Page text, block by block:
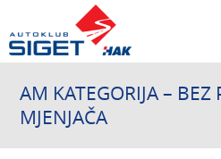
AM KATEGORIJA – BEZ
MJENJAČA